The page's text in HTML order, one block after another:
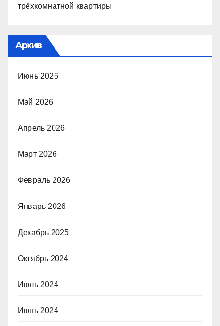
трёхкомнатной квартиры
Архив
Июнь 2026
Май 2026
Апрель 2026
Март 2026
Февраль 2026
Январь 2026
Декабрь 2025
Октябрь 2024
Июль 2024
Июнь 2024